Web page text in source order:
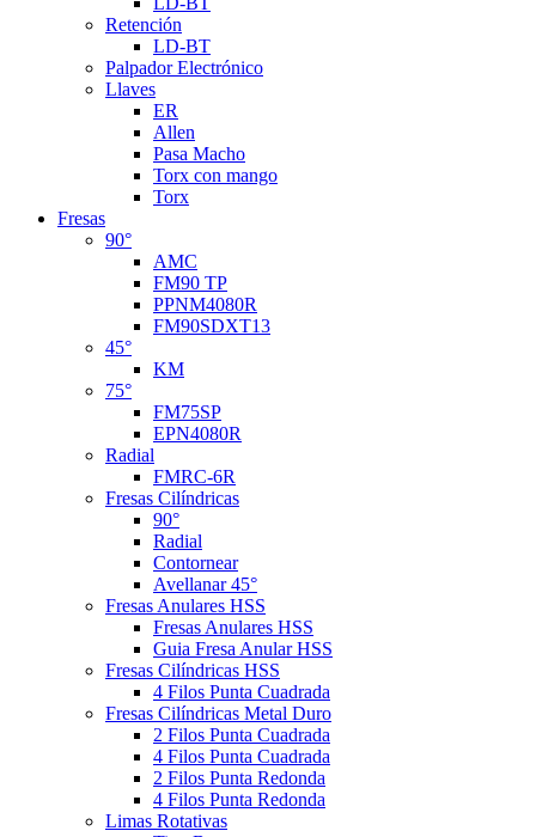
Retención
LD-BT
Palpador Electrónico
Llaves
ER
Allen
Pasa Macho
Torx con mango
Torx
Fresas
90°
AMC
FM90 TP
PPNM4080R
FM90SDXT13
45°
KM
75°
FM75SP
EPN4080R
Radial
FMRC-6R
Fresas Cilíndricas
90°
Radial
Contornear
Avellanar 45°
Fresas Anulares HSS
Fresas Anulares HSS
Guia Fresa Anular HSS
Fresas Cilíndricas HSS
4 Filos Punta Cuadrada
Fresas Cilíndricas Metal Duro
2 Filos Punta Cuadrada
4 Filos Punta Cuadrada
2 Filos Punta Redonda
4 Filos Punta Redonda
Limas Rotativas